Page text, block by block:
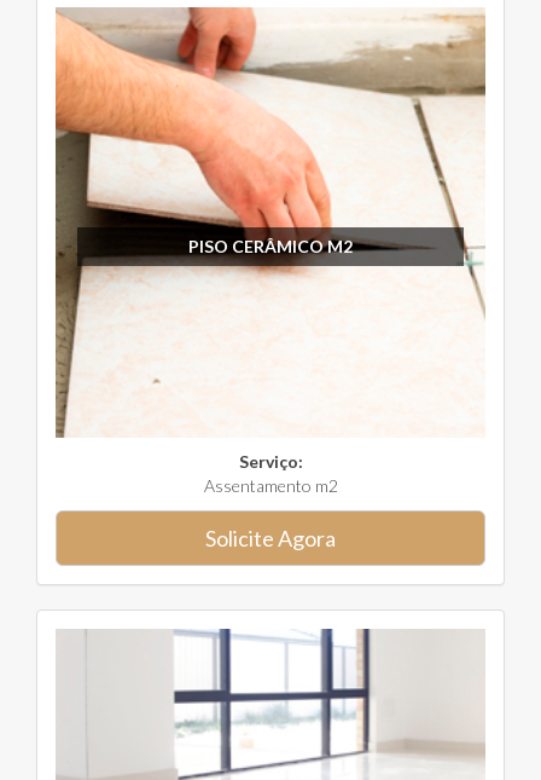
PISO CERÂMICO M2
Serviço:
Assentamento m2
Solicite Agora